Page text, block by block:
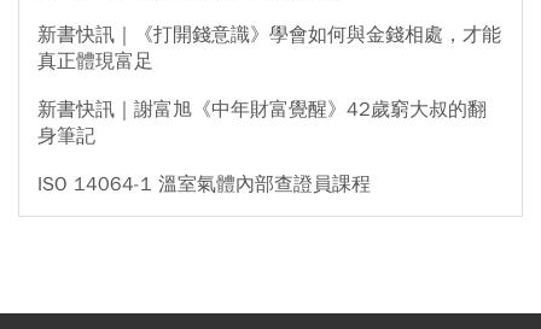
新書快訊｜《打開錢意識》學會如何與金錢相處，才能
真正體現富足
新書快訊｜謝富旭《中年財富覺醒》42歲窮大叔的翻
身筆記
ISO 14064-1 溫室氣體內部查證員課程